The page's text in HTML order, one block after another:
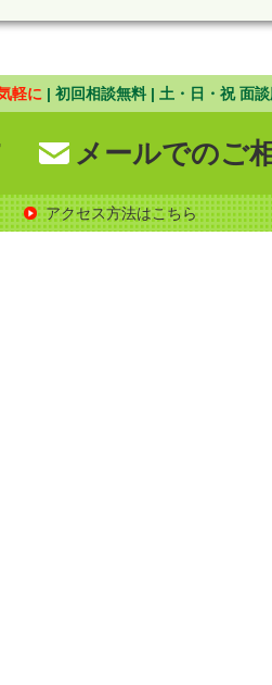
軽に | 初回相談無料 | 土・日・祝 面
メールでのご
アクセス方法はこちら